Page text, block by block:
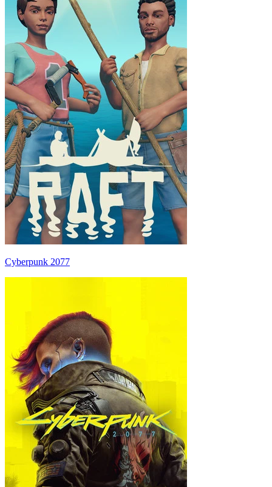
Cyberpunk 2077